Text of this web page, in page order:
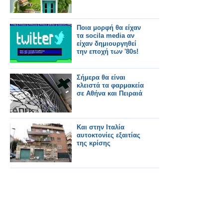
Ποια μορφή θα είχαν
τα socila media αν
είχαν δημιουργηθεί
την εποχή των '80s!
Σήμερα θα είναι
κλειστά τα φαρμακεία
σε Αθήνα και Πειραιά
Και στην Ιταλία
αυτοκτονίες εξαιτίας
της κρίσης